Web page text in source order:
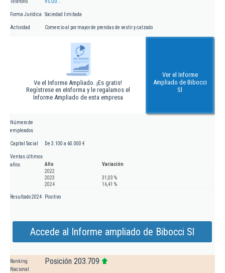
Teléfono 95720...
Forma Jurídica Sociedad limitada
Actividad Comercio al por mayor de prendas de vestir y calzado
Ve el Informe Ampliado. ¡Es gratis!
Regístrese en eInforma y le regalamos el
Informe Ampliado de esta empresa
Ver el Informe
Ampliado de Bibocci
Sl
Número de
empleados
Capital Social De 3.100 a 60.000 €
Ventas últimos
años
Año
Variación
2022
2023
31,03 %
2024
16,41 %
Resultado 2024 Positivo
Accede al Informe ampliado de Bibocci Sl
Ranking
Nacional
Posición 203.709